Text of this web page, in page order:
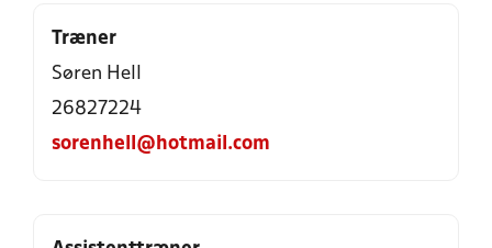
Træner
Søren Hell
26827224
sorenhell@hotmail.com